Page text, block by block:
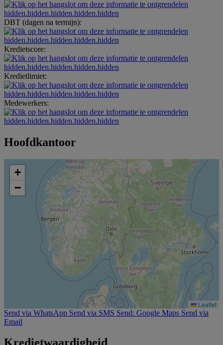
hidden.hidden.hidden.hidden.hidden
DBT (dagen na termijn):
hidden.hidden.hidden.hidden.hidden
Kredietscore:
hidden.hidden.hidden.hidden.hidden
Kredietlimiet:
hidden.hidden.hidden.hidden.hidden
Medewerkers:
hidden.hidden.hidden.hidden.hidden
Hoofdkantoor
+
−
Leaflet
Send via WhatsApp Send via SMS Send: Google Maps Send via
Email